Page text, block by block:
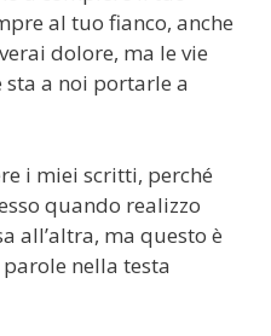
al tuo fianco, anche
dolore, ma le vie
sta a noi portarle a
i miei scritti, perché
quando realizzo
all’altra, ma questo è
nella testa